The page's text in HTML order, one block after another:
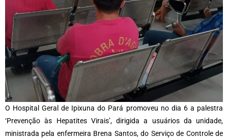
O Hospital Geral de Ipixuna do Pará promoveu no dia 6 a palestra
‘Prevenção às Hepatites Virais’, dirigida a usuários da unidade,
ministrada pela enfermeira Brena Santos, do Serviço de Controle de